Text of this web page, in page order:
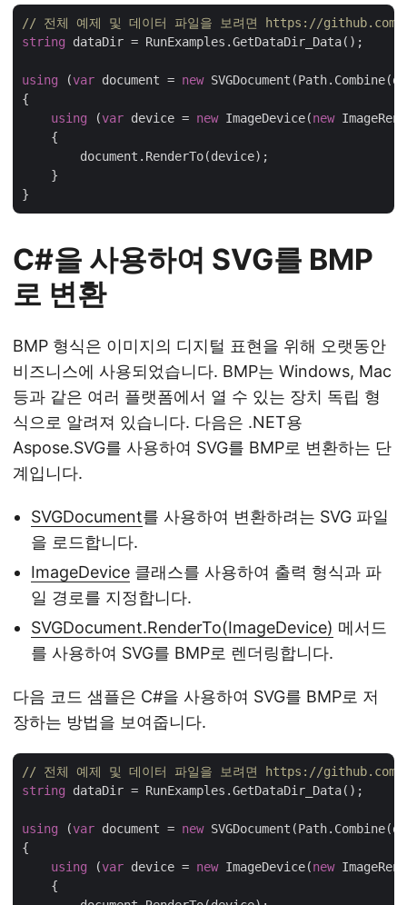
// 전체 예제 및 데이터 파일을 보려면 https://github.com/
string dataDir = RunExamples.GetDataDir_Data();
using (var document = new
{
using (var device = new ImageDevice(new
    {
        document.RenderTo(device);
    }
C#을 사용하여 SVG를 BMP
로 변환
BMP 형식은 이미지의 디지털 표현을 위해 오랫동안
비즈니스에 사용되었습니다. BMP는 Windows, Mac
등과 같은 여러 플랫폼에서 열 수 있는 장치 독립 형
식으로 알려져 있습니다. 다음은 .NET용
Aspose.SVG를 사용하여 SVG를 BMP로 변환하는 단
계입니다.
SVGDocument를 사용하여 변환하려는 SVG 파일
을 로드합니다.
ImageDevice 클래스를 사용하여 출력 형식과 파
일 경로를 지정합니다.
SVGDocument.RenderTo(ImageDevice) 메서드
를 사용하여 SVG를 BMP로 렌더링합니다.
다음 코드 샘플은 C#을 사용하여 SVG를 BMP로 저
장하는 방법을 보여줍니다.
// 전체 예제 및 데이터 파일을 보려면 https://github.com/
string dataDir = RunExamples.GetDataDir_Data();
using (var document = new
{
using (var device = new ImageDevice(new
    {